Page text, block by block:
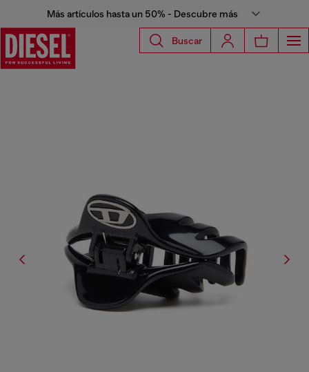
Más artículos hasta un 50% - Descubre más
Buscar